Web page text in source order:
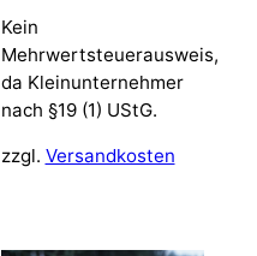
Kein
Mehrwertsteuerausweis,
da Kleinunternehmer
nach §19 (1) UStG.
zzgl. Versandkosten